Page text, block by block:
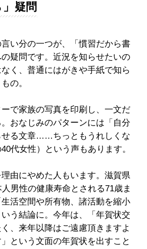
」疑問
い分の一つが、「慣習だから書
疑問です。近況を知らせたいの
く、普通にはがきや手紙で知ら
の。
で家族の写真を印刷し、一文だ
おなじみのパターンには「自分
せる文章……ちっともうれしくな
代女性）という声もあります。
由にやめた人もいます。滋賀県
男性の健康寿命とされる71歳ま
活空間や所有物、諸活動を縮小
う結論に。今年は、「年賀状交
、来年以降はご遠慮頂きますよ
という文面の年賀状を出すこと